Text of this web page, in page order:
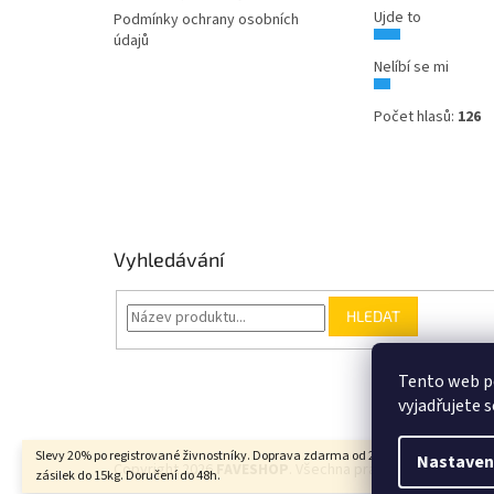
Tento web
vyjadřujete
Slevy 20% po registrované živnostníky. Doprava zdarma od 2000Kč u balíkových
zásilek do 15kg. Doručení do 48h.
Podmínky ochrany osobních
údajů
Ujde to
Nelíbí se mi
Počet hlasů: 126
Vyhledávání
HLEDAT
Copyright 2026 FAVESHOP . Všechna práva vyhrazena.